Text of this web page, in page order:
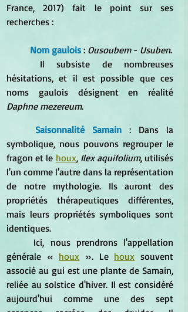
France, 2017) fait le point sur ses
recherches :
Nom gaulois : Ousoubem - Usuben
hésitations, et il est possible que ces
Daphne mezereum.
Saisonnalité Samain : Dans la
symbolique, nous pouvons regrouper le
fragon et le houx, Ilex aquifolium, utilisés
l'un comme l'autre dans la représentation
de notre mythologie. Ils auront des
propriétés thérapeutiques différentes,
mais leurs propriétés symboliques sont
identiques.
générale « houx ». Le houx souvent
associé au gui est une plante de Samain,
reliée au solstice d'hiver. Il est considéré
aujourd'hui comme une des sept